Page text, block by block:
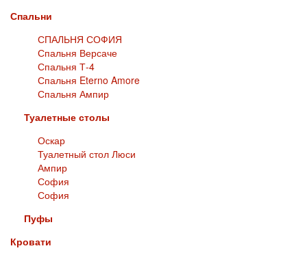
Спальни
СПАЛЬНЯ СОФИЯ
Спальня Версаче
Спальня Т-4
Спальня Eterno Amore
Спальня Ампир
Туалетные столы
Оскар
Туалетный стол Люси
Ампир
София
София
Пуфы
Кровати